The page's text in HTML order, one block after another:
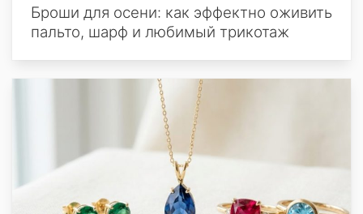
Броши для осени: как эффектно оживить
пальто, шарф и любимый трикотаж